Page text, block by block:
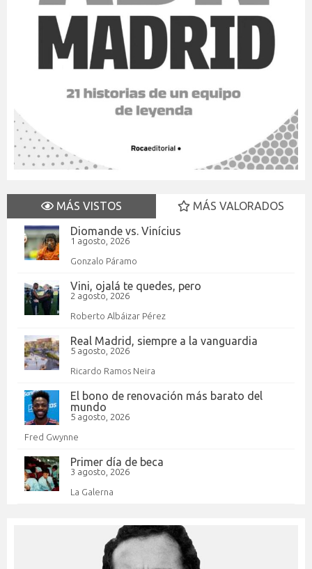
MÁS VISTOS
MÁS VALORADOS
Diomande vs. Vinícius
1 agosto, 2026
Gonzalo Páramo
Vini, ojalá te quedes, pero
2 agosto, 2026
Roberto Albáizar Pérez
Real Madrid, siempre a la vanguardia
5 agosto, 2026
Ricardo Ramos Neira
El bono de renovación más barato del
mundo
5 agosto, 2026
Fred Gwynne
Primer día de beca
3 agosto, 2026
La Galerna